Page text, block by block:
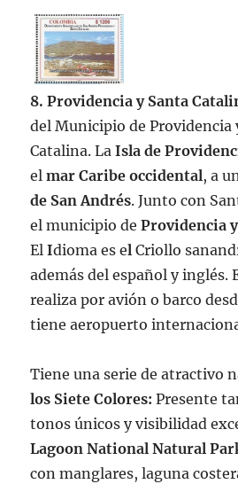
8. Providencia y Santa
del Municipio de Providencia
Catalina. LaIsla de
elmar Caribe occidental, a
de San Andrés. Junto con
el municipio deProvidencia
ElIdioma es elCriollo
además del español y inglés.
realiza por avión o barco
tiene aeropuerto
Tiene una serie de atractivo
los Siete Colores: Presente
tonos únicos y visibilidad
Lagoon National Natural
con manglares, laguna